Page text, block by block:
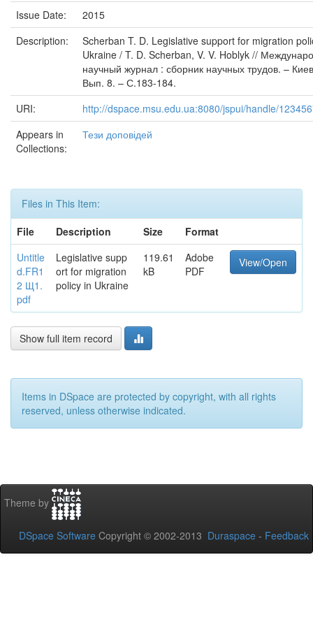
Issue Date:
2015
Description:
Scherban T. D. Legislative support for migration
Ukraine / T. D. Scherban, V. V. Hoblyk //
научный журнал : сборник научных трудов. –
Вып. 8. – С.183-184.
URI:
http://dspace.msu.edu.ua:8080/jspui/handle/
Appears in
Collections:
Тези доповідей
Files in This Item:
File
Description Size
Format
Untitle
d.FR1
2 Щ1.
pdf
Legislative supp
ort for migration
policy in Ukraine
119.61
kB
Adobe
PDF
View/Open
Show full item record
Items in DSpace are protected by copyright, with all rights
reserved, unless otherwise indicated.
Theme by
DSpace Software Copyright © 2002-2013 Duraspace - Feedback